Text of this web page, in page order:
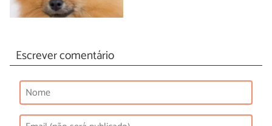
Escrever comentário